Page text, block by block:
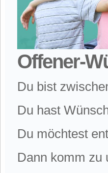
Offener-
Du bist
Du hast
Du möchtest
Dann komm zu